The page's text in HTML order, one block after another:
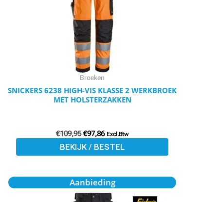
Broeken
SNICKERS 6238 HIGH-VIS KLASSE 2 WERKBROEK
MET HOLSTERZAKKEN
€109,95 €97,86 Excl.Btw
BEKIJK / BESTEL
variaties.
Deze
optie
kan
gekozen
worden
op
de
Aanbieding
Oorspronkelijke
prijs
was:
Huidige
prijs
is:
Dit
product